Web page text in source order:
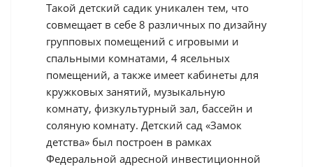
Такой детский садик уникален тем, что
совмещает в себе 8 различных по дизайну
групповых помещений с игровыми и
спальными комнатами, 4 ясельных
помещений, а также имеет кабинеты для
кружковых занятий, музыкальную
комнату, физкультурный зал, бассейн и
соляную комнату. Детский сад «Замок
детства» был построен в рамках
Федеральной адресной инвестиционной